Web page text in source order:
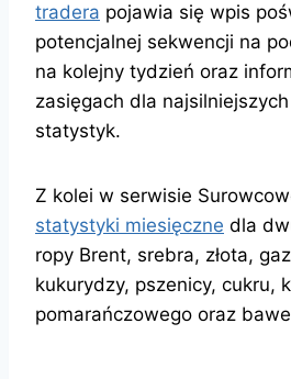
tradera pojawia się wpis
potencjalnej sekwencji na
na kolejny tydzień oraz
zasięgach dla
statystyk.
Z kolei w serwisie
statystyki miesięczne dla
ropy Brent, srebra, złota,
kukurydzy, pszenicy, cukru,
pomarańczowego oraz